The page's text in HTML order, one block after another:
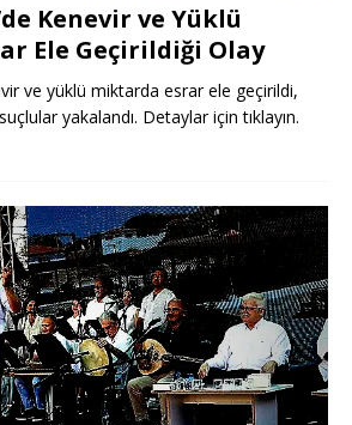
Kenevir ve Yüklü
Ele Geçirildiği Olay
ve yüklü miktarda esrar ele geçirildi,
yakalandı. Detaylar için tıklayın.